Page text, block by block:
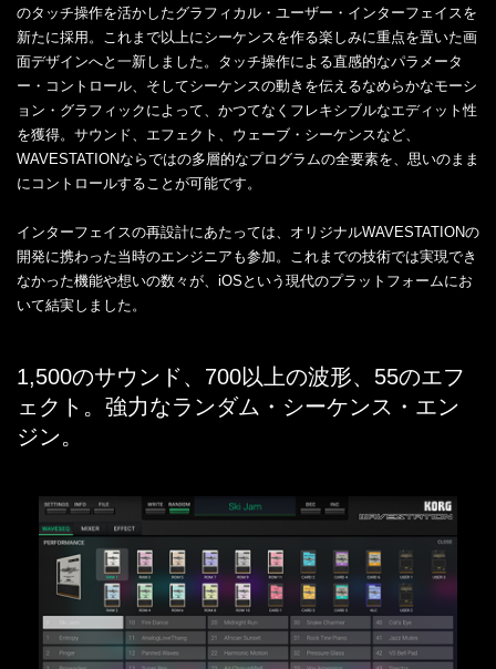
のタッチ操作を活かしたグラフィカル・ユーザー・インターフェイスを
新たに採用。これまで以上にシーケンスを作る楽しみに重点を置いた画
面デザインへと一新しました。タッチ操作による直感的なパラメータ
ー・コントロール、そしてシーケンスの動きを伝えるなめらかなモーシ
ョン・グラフィックによって、かつてなくフレキシブルなエディット性
を獲得。サウンド、エフェクト、ウェーブ・シーケンスなど、
WAVESTATIONならではの多層的なプログラムの全要素を、思いのまま
にコントロールすることが可能です。
インターフェイスの再設計にあたっては、オリジナルWAVESTATIONの
開発に携わった当時のエンジニアも参加。これまでの技術では実現でき
なかった機能や想いの数々が、iOSという現代のプラットフォームにお
いて結実しました。
1,500のサウンド、700以上の波形、55のエフ
ェクト。強力なランダム・シーケンス・エン
ジン。